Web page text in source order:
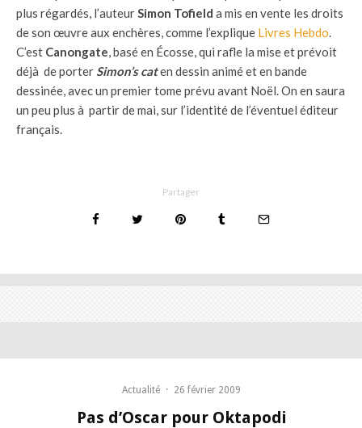
plus régardés, l’auteurSimon Tofield a mis en vente les droits
de son œuvre aux enchères, comme l’explique Livres Hebdo.
C’est Canongate, basé en Écosse, qui rafle la mise et prévoit
déjà de porterSimon’s caten dessin animé et en bande
dessinée, avec un premier tome prévu avant Noël. On en saura
un peu plus à partir de mai, sur l’identité de l’éventuel éditeur
français.
Partager
Actualité · 26 février 2009
Pas d’Oscar pour Oktapodi